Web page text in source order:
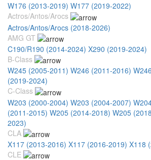
W176 (2013-2019) W177 (2019-2022)
Actros/Antos/Arocs
Actros/Antos/Arocs (2018-2026)
AMG GT
C190/R190 (2014-2024) X290 (2019-2024)
B-Class
W245 (2005-2011) W246 (2011-2016)
(2019-2024)
C-Class
W203 (2000-2004) W203 (2004-2007)
(2011-2015) W205 (2014-2018) W205
2023)
CLA
X117 (2013-2016) X117 (2016-2019) X118
CLE